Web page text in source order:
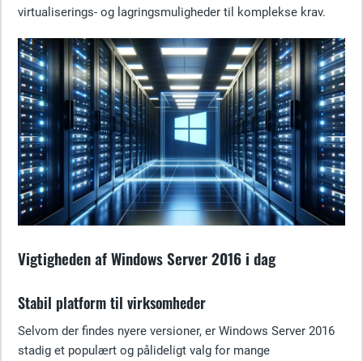
virtualiserings- og lagringsmuligheder til komplekse krav.
Vigtigheden af Windows Server 2016 i dag
Stabil platform til virksomheder
Selvom der findes nyere versioner, er Windows Server 2016
stadig et populært og pålideligt valg for mange